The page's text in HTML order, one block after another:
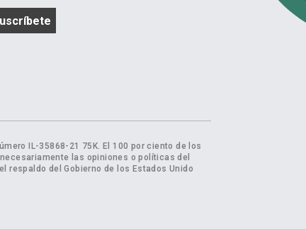
IL-35868-21 75K. El 100 por ciento de los
las opiniones o políticas del
respaldo del Gobierno de los Estados Unido